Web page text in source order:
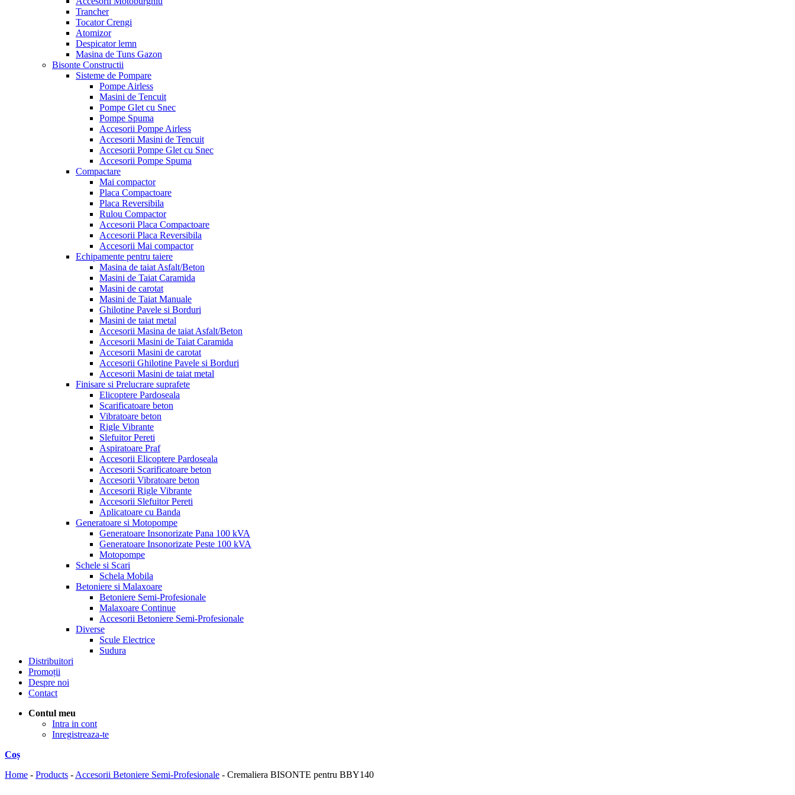
Trancher
Tocator Crengi
Atomizor
Despicator lemn
Masina de Tuns Gazon
Bisonte Constructii
Sisteme de Pompare
Pompe Airless
Masini de Tencuit
Pompe Glet cu Snec
Pompe Spuma
Accesorii Pompe Airless
Accesorii Masini de Tencuit
Accesorii Pompe Glet cu Snec
Accesorii Pompe Spuma
Compactare
Mai compactor
Placa Compactoare
Placa Reversibila
Rulou Compactor
Accesorii Placa Compactoare
Accesorii Placa Reversibila
Accesorii Mai compactor
Echipamente pentru taiere
Masina de taiat Asfalt/Beton
Masini de Taiat Caramida
Masini de carotat
Masini de Taiat Manuale
Ghilotine Pavele si Borduri
Masini de taiat metal
Accesorii Masina de taiat Asfalt/Beton
Accesorii Masini de Taiat Caramida
Accesorii Masini de carotat
Accesorii Ghilotine Pavele si Borduri
Accesorii Masini de taiat metal
Finisare si Prelucrare suprafete
Elicoptere Pardoseala
Scarificatoare beton
Vibratoare beton
Rigle Vibrante
Slefuitor Pereti
Aspiratoare Praf
Accesorii Elicoptere Pardoseala
Accesorii Scarificatoare beton
Accesorii Vibratoare beton
Accesorii Rigle Vibrante
Accesorii Slefuitor Pereti
Aplicatoare cu Banda
Generatoare si Motopompe
Generatoare Insonorizate Pana 100 kVA
Generatoare Insonorizate Peste 100 kVA
Motopompe
Schele si Scari
Schela Mobila
Betoniere si Malaxoare
Betoniere Semi-Profesionale
Malaxoare Continue
Accesorii Betoniere Semi-Profesionale
Diverse
Scule Electrice
Sudura
Distribuitori
Promoții
Despre noi
Contact
Contul meu
Intra in cont
Inregistreaza-te
Coș
Home - Products - Accesorii Betoniere Semi-Profesionale - Cremaliera BISONTE pentru BBY140